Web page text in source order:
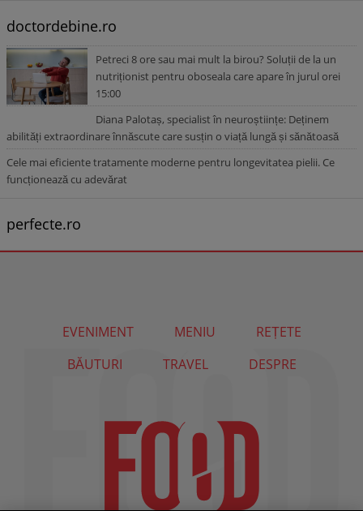
doctordebine.ro
Petreci 8 ore sau mai mult la birou? Soluții de la un
nutriționist pentru oboseala care apare în jurul orei
15:00
Diana Palotaș, specialist în neuroștiințe: Deținem
abilități extraordinare înnăscute care susțin o viață lungă și sănătoasă
Cele mai eficiente tratamente moderne pentru longevitatea pielii. Ce
funcționează cu adevărat
perfecte.ro
EVENIMENT MENIU
REȚETE
BĂUTURI
TRAVEL DESPRE